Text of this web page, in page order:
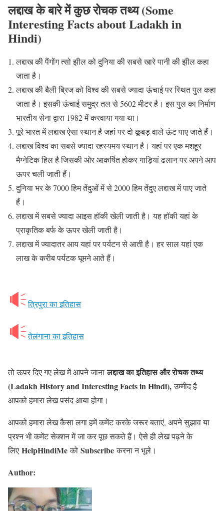
लद्दाख के बारे में कुछ रोचक तथ्य (Some
Interesting Facts about Ladakh in
Hindi)
लद्दाख की पैंगोंग त्सो झील को दुनिया की सबसे खारे पानी की झील कहा
जाता है।
लद्दाख की बैली ब्रिज को विश्व की सबसे ज्यादा ऊंचाई पर स्थित पुल कहा
जाता है। इसकी ऊंचाई समुद्र तल से 5602 मीटर है। इस पुल का निर्माण
भारतीय सेना द्वारा 1982 में करवाया गया था।
पूरे भारत में लद्दाख ऐसा स्थान है जहां पर दो कूबड़ वाले ऊंट पाए जाते हैं।
लद्दाख विश्व का सबसे ज्यादा रहस्यमय स्थान है। यहां पर एक मशहूर
मैग्नेटिक हिल है जिसकी ओर आकर्षित होकर गाड़ियां ढलान पर अपने आप
ऊपर चली जाती हैं।
दुनिया भर के 7000 हिम तेंदुओं में से 2000 हिम तेंदुए लद्दाख में पाए जाते
हैं।
लद्दाख में सबसे ज्यादा आइस हॉकी खेली जाती है। यह हॉकी यहां के
प्राकृतिक बर्फ के ऊपर खेली जाती है।
लद्दाख में ज्यादातर आय यहां पर पर्यटन से आती है। हर साल यहां एक
लाख के करीब पर्यटक घूमने आते हैं।
त्रिपुरा का इतिहास
तेलंगाना का इतिहास
तो ऊपर दिए गए लेख में आपने जानालद्दाख का इतिहास और रोचक तथ्य
(Ladakh History and Interesting Facts in Hindi),उम्मीद है
आपको हमारा लेख पसंद आया होगा।
आपको हमारा लेख कैसा लगा हमें कमेंट करके जरूर बताएं, अपने सुझाव या
प्रश्न भी कमेंट सेक्शन में जा कर पूछ सकते हैं। ऐसे ही लेख पढ़ने के
लिए HelpHindiMeको Subscribeकरना न भूले।
Author: